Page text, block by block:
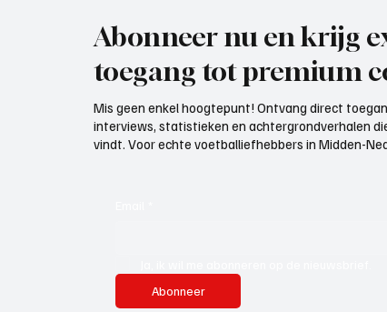
Abonneer nu en krijg
toegang tot premium
Mis geen enkel hoogtepunt! Ontvang direct
interviews, statistieken en achtergrondverhalen
vindt. Voor echte voetballiefhebbers in Midden-
Abonneer